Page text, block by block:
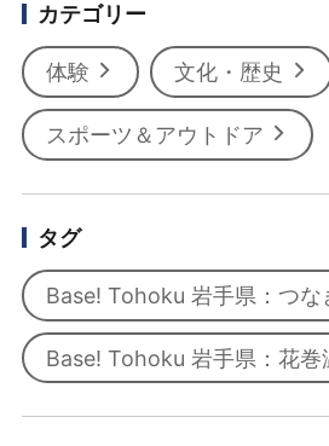
カテゴリー
体験 文化・歴史
スポーツ＆アウトドア
タグ
Base! Tohoku 岩手県：つな
Base! Tohoku 岩手県：花巻